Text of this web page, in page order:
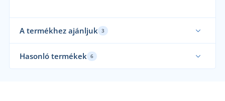
A termékhez ajánljuk 3
Hasonló termékek 6